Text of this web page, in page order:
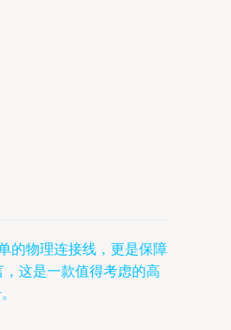
的物理连接线，更是保障
这是一款值得考虑的高